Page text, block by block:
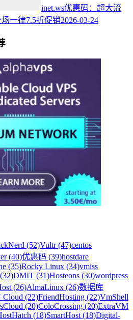
inet.ws优惠码：超大流
一律7.5折促销2026-03-24
(52)Vultr (47)centos
(40)优惠码 (39)hostdare
(35)Rocky Linux (34)vmiss
DMIT (31)Hosteons (30)wordpress
(26)AlmaLinux (26)数据库
Cloud (22)FriendHosting (22)VmShell
(20)ColoCrossing (20)ExtraVM
(18)SmartHost (18)Digital-